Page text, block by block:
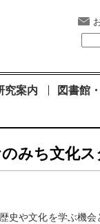
究案内 図書館
みち文化ス
や文化を学ぶ機会